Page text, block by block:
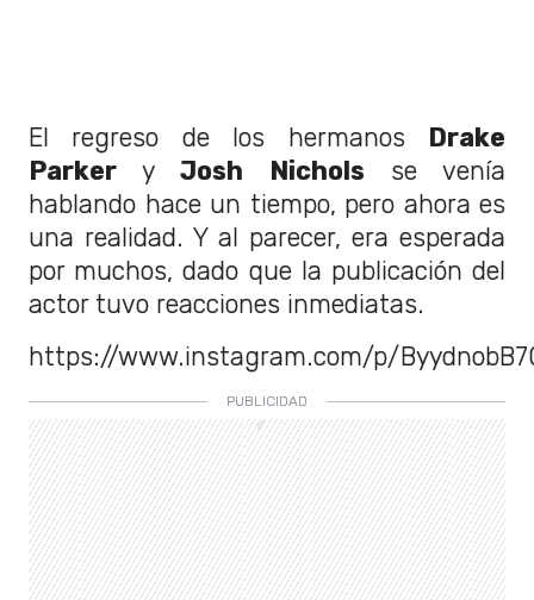
El regreso de los hermanos
Drake
Parkery Josh Nichols se venía
hablando hace un tiempo, pero ahora es
una realidad. Y al parecer, era esperada
por muchos, dado que la publicación del
actor tuvo reacciones inmediatas.
https://www.instagram.com/p/